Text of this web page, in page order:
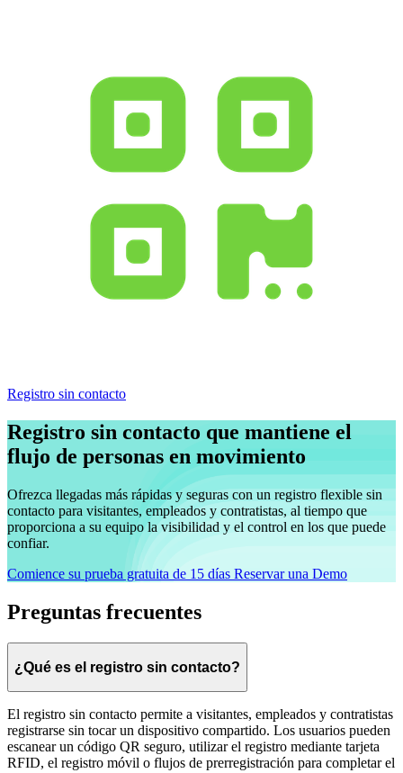
Registro sin contacto
Registro sin contacto que mantiene el
flujo de personas en movimiento
Ofrezca llegadas más rápidas y seguras con un registro flexible sin
contacto para visitantes, empleados y contratistas, al tiempo que
proporciona a su equipo la visibilidad y el control en los que puede
confiar.
Comience su prueba gratuita de 15 días Reservar una Demo
Preguntas frecuentes
¿Qué es el registro sin contacto?
El registro sin contacto permite a visitantes, empleados y contratistas
registrarse sin tocar un dispositivo compartido. Los usuarios pueden
escanear un código QR seguro, utilizar el registro mediante tarjeta
RFID, el registro móvil o flujos de prerregistración para completar el